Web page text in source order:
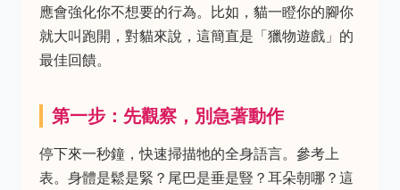
應會強化你不想要的行為。比如，貓一瞪你的腳你
就大叫跑開，對貓來說，這簡直是「獵物遊戲」的
最佳回饋。
第一步：先觀察，別急著動作
停下來一秒鐘，快速掃描牠的全身語言。參考上
表。身體是鬆是緊？尾巴是垂是豎？耳朵朝哪？這